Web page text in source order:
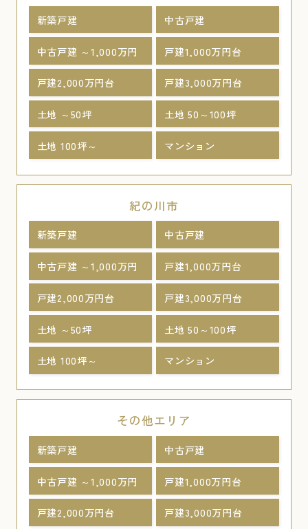
新築戸建 中古戸建
中古戸建 ～1,000万円 戸建1,000万円台
戸建2,000万円台 戸建3,000万円台
土地 ～50坪 土地 50～100坪
土地 100坪～ マンション
紀の川市
新築戸建 中古戸建
中古戸建 ～1,000万円 戸建1,000万円台
戸建2,000万円台 戸建3,000万円台
土地 ～50坪 土地 50～100坪
土地 100坪～ マンション
その他エリア
新築戸建 中古戸建
中古戸建 ～1,000万円 戸建1,000万円台
戸建2,000万円台 戸建3,000万円台